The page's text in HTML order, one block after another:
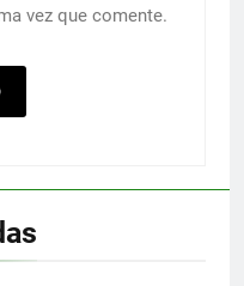
vez que comente.